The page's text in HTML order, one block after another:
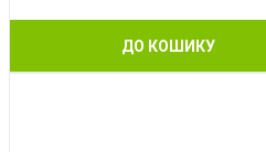
ДО КОШИКУ